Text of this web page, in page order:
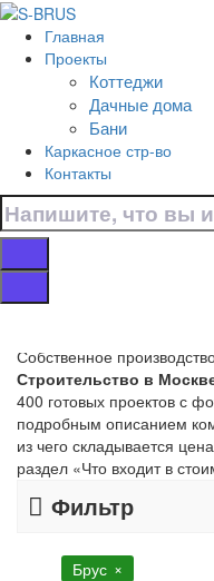
Перейти к контенту
Главная
Проекты
Коттеджи
Дачные дома
Бани
Каркасное стр-во
Контакты
Главная
из бруса
Собственное
Строительство в
400 готовых проектов с
подробным описанием
из чего складывается
раздел «Что входит в
Фильтр
Брус